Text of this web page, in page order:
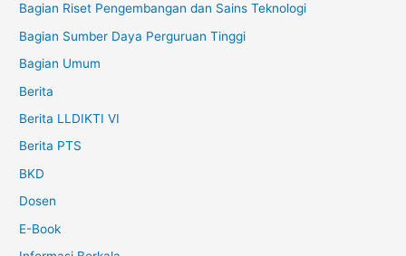
Bagian Riset Pengembangan dan Sains Teknologi
Bagian Sumber Daya Perguruan Tinggi
Bagian Umum
Berita
Berita LLDIKTI VI
Berita PTS
BKD
Dosen
E-Book